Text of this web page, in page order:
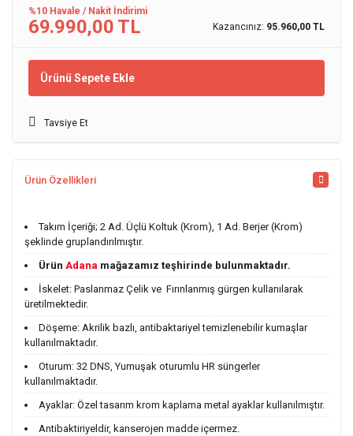
%10 Havale / Nakit İndirimi
69.990,00 TL Kazancınız: 95.960,00 TL
Ürünü Sepete Ekle
Tavsiye Et
Ürün Özellikleri
Takım İçeriği; 2 Ad. Üçlü Koltuk (Krom), 1 Ad. Berjer (Krom)
şeklinde gruplandırılmıştır.
Ürün Adana mağazamız teşhirinde bulunmaktadır.
İskelet: Paslanmaz Çelik ve Fırınlanmış gürgen kullanılarak
üretilmektedir.
Döşeme: Akrilik bazlı, antibaktariyel temizlenebilir kumaşlar
kullanılmaktadır.
Oturum: 32 DNS, Yumuşak oturumlu HR süngerler
kullanılmaktadır.
Ayaklar: Özel tasarım krom kaplama metal ayaklar kullanılmıştır.
Antibaktiriyeldir, kanserojen madde içermez.